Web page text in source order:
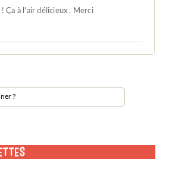
! Ça à l’air délicieux . Merci